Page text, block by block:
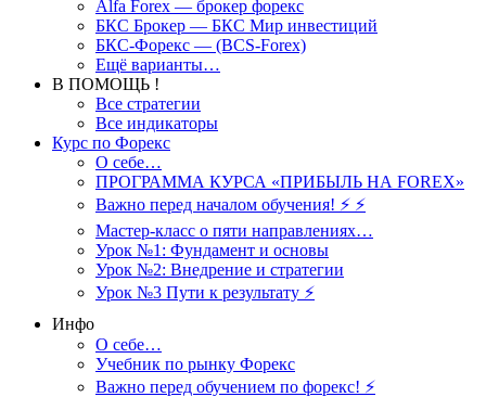
Alfa Forex — брокер форекс
БКС Брокер — БКС Мир инвестиций
БКС-Форекс — (BCS-Forex)
Ещё варианты…
В ПОМОЩЬ !
Все стратегии
Все индикаторы
Курс по Форекс
О себе…
ПРОГРАММА КУРСА «ПРИБЫЛЬ НА FOREX»
Важно перед началом обучения! ⚡ ⚡
Мастер-класс о пяти направлениях…
Урок №1: Фундамент и основы
Урок №2: Внедрение и стратегии
Урок №3 Пути к результату ⚡️
Инфо
О себе…
Учебник по рынку Форекс
Важно перед обучением по форекс! ⚡